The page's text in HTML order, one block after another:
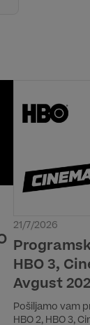
21/7/2026
HBO 3,
Avgust
Pošiljamo vam
HBO 2, HBO 3,